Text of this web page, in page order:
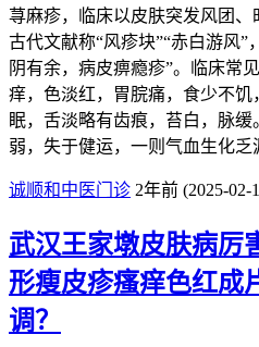
荨麻疹，临床以皮肤突发风团、
古代文献称“风疹块”“赤白游风”
阴有余，病皮痹瘾疹”。临床常
痒，色淡红，胃脘痛，食少不
眠，舌淡略有齿痕，苔白，
弱，失于健运，一则气血生化
诚顺和中医门诊 2年前 (2025-02-
武汉王家墩皮肤病厉
形瘦皮疹瘙痒色红成
调？